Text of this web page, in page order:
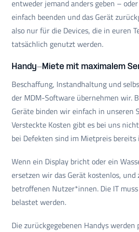
entweder jemand anders geben –
einfach beenden und das Gerät
also nur für die Devices, die in euren
tatsächlich genutzt werden.
Handy-Miete mit maximalem
Beschaffung, Instandhaltung und
der MDM-Software übernehmen wir.
Geräte binden wir einfach in unseren
Versteckte Kosten gibt es bei uns
bei Defekten sind im Mietpreis
Wenn ein Display bricht oder ein
ersetzen wir das Gerät kostenlos,
betroffenen Nutzer*innen. Die IT
belastet werden.
Die zurückgegebenen Handys werden